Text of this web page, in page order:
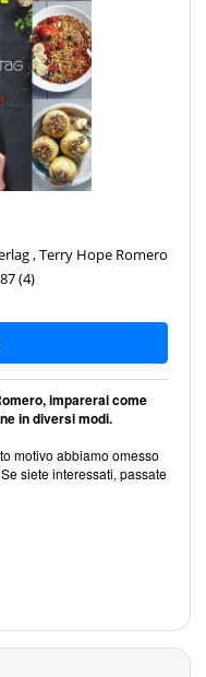
, Terry Hope Romero
(4)
imparerai come
in diversi modi.
motivo abbiamo omesso
siete interessati, passate